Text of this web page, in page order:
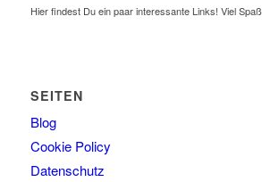
Hier findest Du ein paar interessante Links! Viel
SEITEN
Blog
Cookie Policy
Datenschutz